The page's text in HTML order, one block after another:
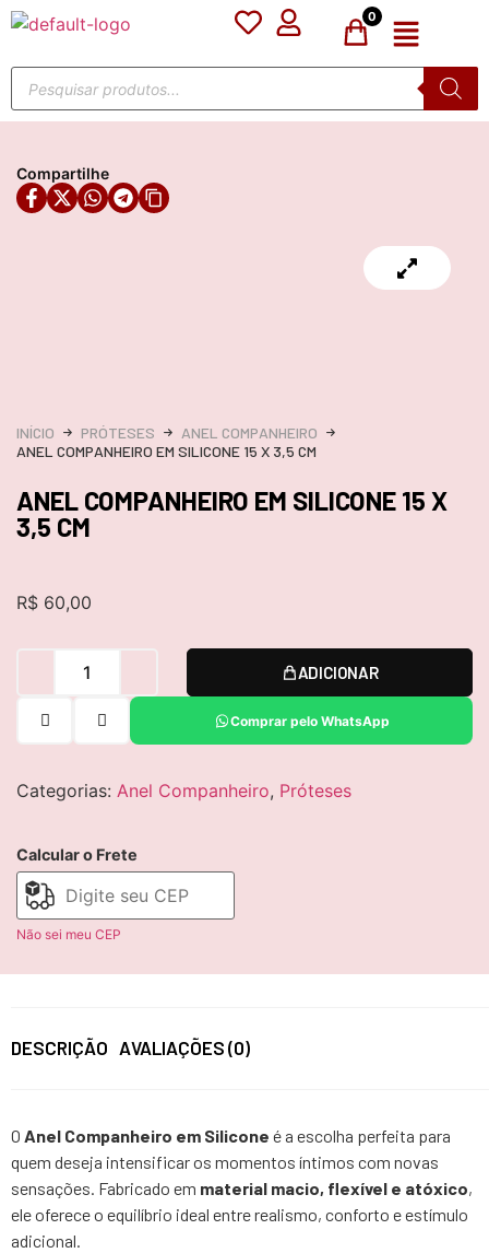
0
Compartilhe
INÍCIO PRÓTESES
ANEL COMPANHEIRO
ANEL COMPANHEIRO EM SILICONE 15 X 3,5 CM
ANEL COMPANHEIRO EM SILICONE 15 X
3,5 CM
R$ 60,00
ADICIONAR
Comprar pelo WhatsApp
Categorias: Anel Companheiro, Próteses
Calcular o Frete
Não sei meu CEP
DESCRIÇÃO AVALIAÇÕES (0)
O Anel Companheiro em Silicone é a escolha perfeita para
quem deseja intensificar os momentos íntimos com novas
sensações. Fabricado em material macio, flexível e atóxico,
ele oferece o equilíbrio ideal entre realismo, conforto e estímulo
adicional.